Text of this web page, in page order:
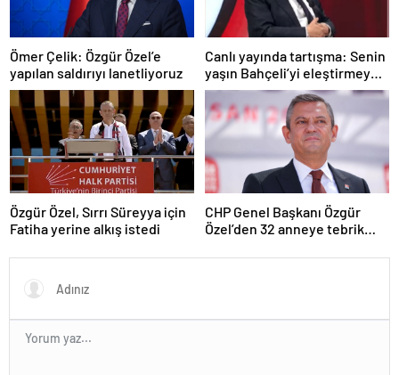
Ömer Çelik: Özgür Özel’e
yapılan saldırıyı lanetliyoruz
Canlı yayında tartışma: Senin
yaşın Bahçeli’yi eleştirmeye
yetmez
Özgür Özel, Sırrı Süreyya için
Fatiha yerine alkış istedi
CHP Genel Başkanı Özgür
Özel’den 32 anneye tebrik